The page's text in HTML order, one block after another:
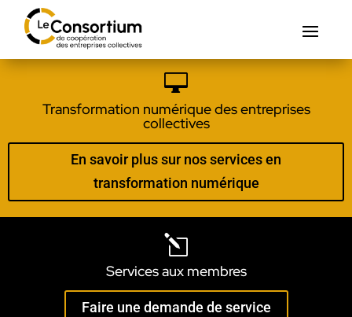

Transformation numérique des entreprises
collectives
En savoir plus sur nos services en
transformation numérique
l
Services aux membres
Faire une demande de service